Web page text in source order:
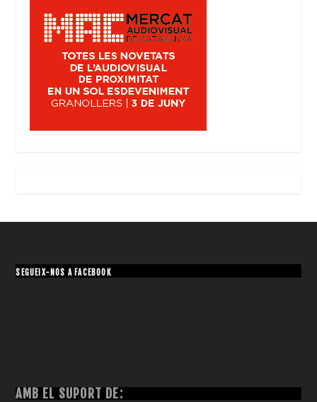
SEGUEIX-NOS A FACEBOOK
AMB EL SUPORT DE: